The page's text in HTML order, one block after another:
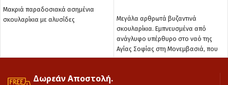
Μακριά παραδοσιακά ασημένια
σκουλαρίκια με αλυσίδες
Μεγάλα αρθρωτά βυζαντινά
σκουλαρίκια. Εμπνευσμένα από
ανάγλυφο υπέρθυρο στο ναό της
Αγίας Σοφίας στη Μονεμβασιά, που
αναπαριστά σκύλο και λαγό.
Δωρεάν Αποστολή.